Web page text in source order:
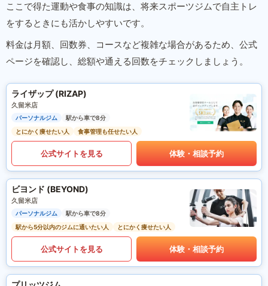
ここで得た運動や食事の知識は、将来スポーツジムで自主トレ
をするときにも活かしやすいです。
料金は月額、回数券、コースなど複雑な場合があるため、公式
ページを確認し、総額や通える回数をチェックしましょう。
ライザップ (RIZAP)
久留米店
パーソナルジム
駅から車で8分
とにかく痩せたい人
食事管理も任せたい人
公式サイトを見る 体験・相談予約
ビヨンド (BEYOND)
久留米店
パーソナルジム
駅から車で8分
駅から5分以内のジムに通いたい人
とにかく痩せたい人
公式サイトを見る 体験・相談予約